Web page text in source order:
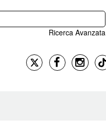
Ricerca Avanzata